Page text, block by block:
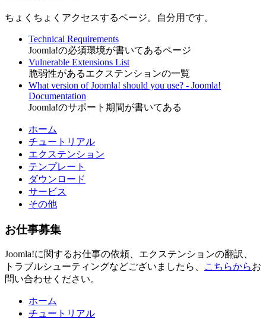
ちょくちょくアクセスするページ。自分用です。
Technical Requirements
Joomla!の必須環境が書いてあるページ
Vulnerable Extensions List
脆弱性があるエクステンションの一覧
What version of Joomla! should you use? - Joomla!
Documentation
Joomla!のサポート期間が書いてある
ホーム
チュートリアル
エクステンション
テンプレート
ダウンロード
サービス
その他
お仕事募集
Joomla!に関するお仕事の依頼、エクステンションの翻訳、
トラブルシューティングなどございましたら、
こちらからお
問い合わせください。
ホーム
チュートリアル